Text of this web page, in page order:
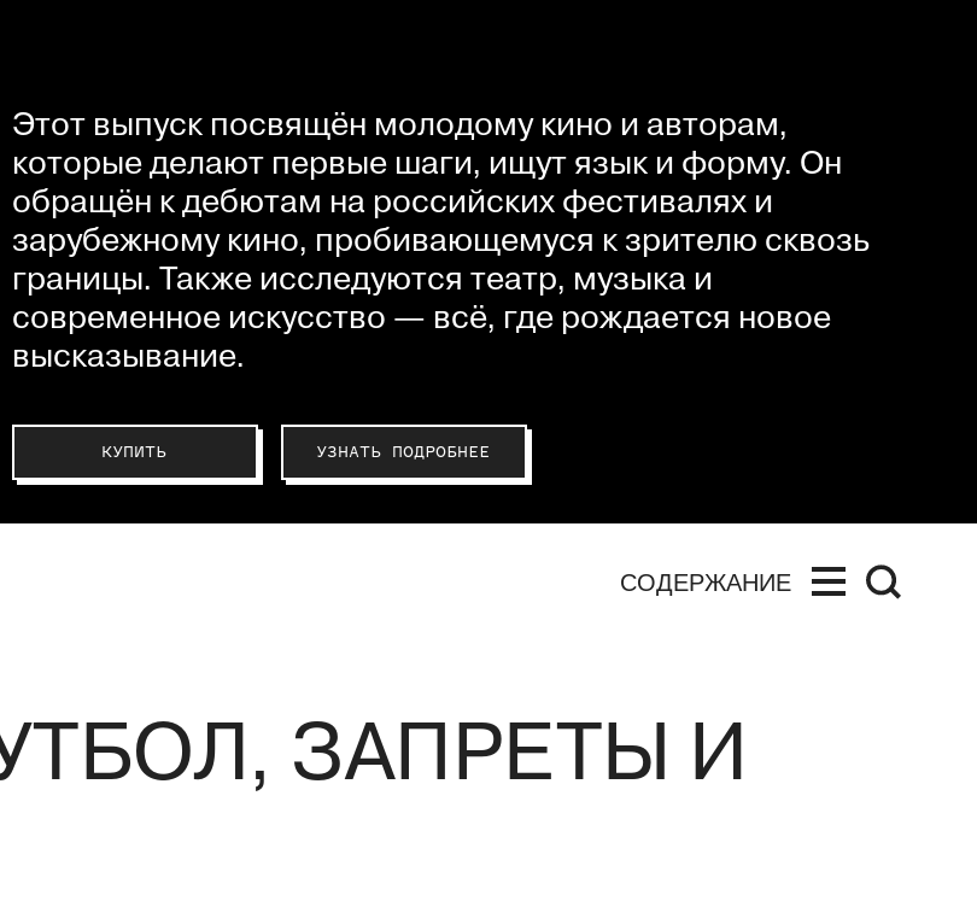
Этот выпуск посвящён молодому кино и авторам,
которые делают первые шаги, ищут язык и форму. Он
обращён к дебютам на российских фестивалях и
зарубежному кино, пробивающемуся к зрителю сквозь
границы. Также исследуются театр, музыка и
современное искусство — всё, где рождается новое
высказывание.
КУПИТЬ УЗНАТЬ ПОДРОБНЕЕ
СОДЕРЖАНИЕ
ЗАПРЕТЫ И